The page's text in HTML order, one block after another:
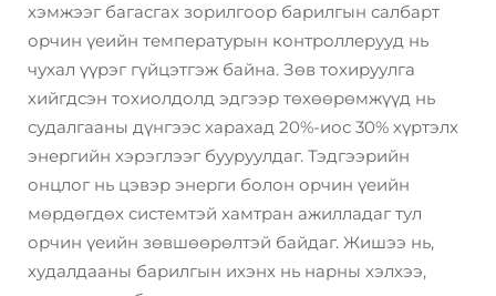
хэмжээг багасгах зорилгоор барилгын салбарт
орчин үеийн температурын контроллерууд нь
чухал үүрэг гүйцэтгэж байна. Зөв тохируулга
хийгдсэн тохиолдолд эдгээр төхөөрөмжүүд нь
судалгааны дүнгээс харахад 20%-иос 30% хүртэлх
энергийн хэрэглээг бууруулдаг. Тэдгээрийн
онцлог нь цэвэр энерги болон орчин үеийн
мөрдөгдөх системтэй хамтран ажилладаг тул
орчин үеийн зөвшөөрөлтэй байдаг. Жишээ нь,
худалдааны барилгын ихэнх нь нарны хэлхээ,